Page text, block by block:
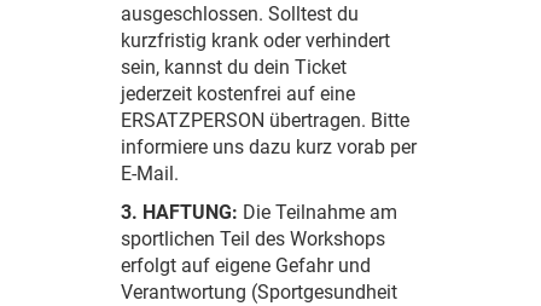
ausgeschlossen. Solltest du
kurzfristig krank oder verhindert
sein, kannst du dein Ticket
jederzeit kostenfrei auf eine
ERSATZPERSON übertragen. Bitte
informiere uns dazu kurz vorab per
E-Mail.
3. HAFTUNG: Die Teilnahme am
sportlichen Teil des Workshops
erfolgt auf eigene Gefahr und
Verantwortung (Sportgesundheit